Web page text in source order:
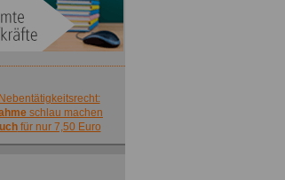
schlau machen
für nur 7,50 Euro